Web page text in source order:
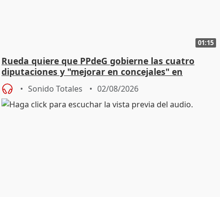
01:15
Rueda quiere que PPdeG gobierne las cuatro
diputaciones y "mejorar en concejales" en
ciudades
Sonido Totales 02/08/2026